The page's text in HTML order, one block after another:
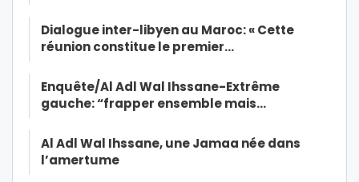
Dialogue inter-libyen au Maroc: « Cette
réunion constitue le premier…
Enquête/Al Adl Wal Ihssane-Extrême
gauche: “frapper ensemble mais…
Al Adl Wal Ihssane, une Jamaa née dans
l’amertume